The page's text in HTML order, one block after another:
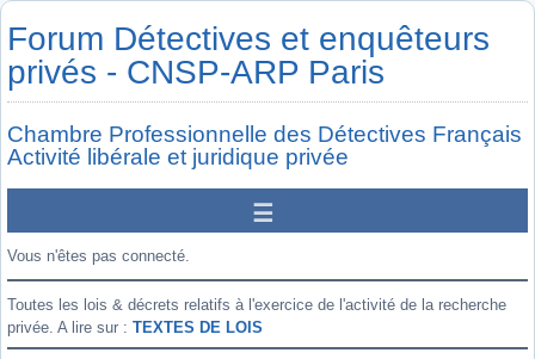
Forum Détectives et enquêteurs
privés - CNSP-ARP Paris
Chambre Professionnelle des Détectives Français
Activité libérale et juridique privée
Vous n'êtes pas connecté.
Toutes les lois & décrets relatifs à l'exercice de l'activité de la recherche
privée. A lire sur : TEXTES DE LOIS